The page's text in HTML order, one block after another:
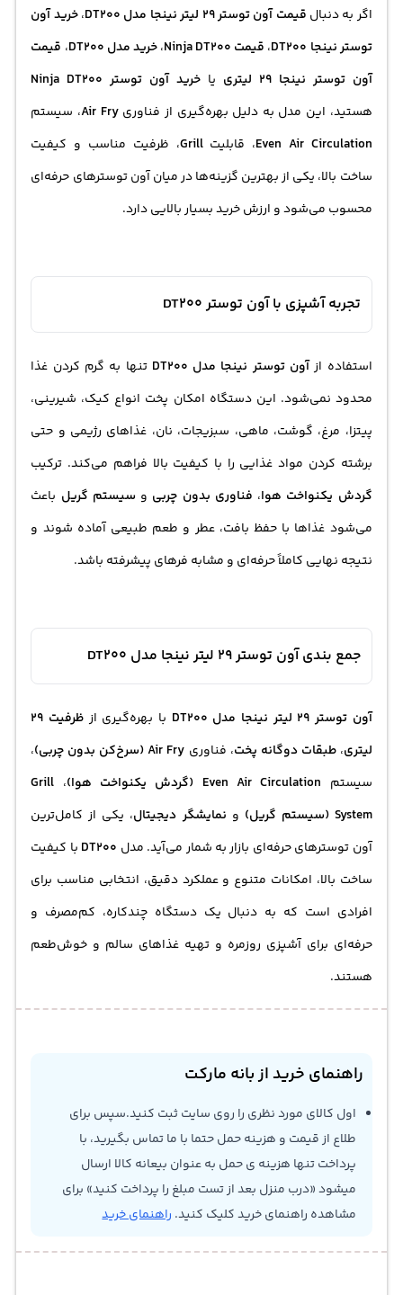
اگر به دنبال قیمت آون توستر 29 لیتر نینجا مدل DT200 ،خرید آون
توستر نینجا DT200
، قیمت Ninja DT200 ،خرید مدل DT200 ، قیمت
آون توستر نینجا 29 لیتری
یا خرید آون توستر Ninja DT200
هستید، این مدل به دلیل بهره‌گیری از فناوریAir Fry، سیستم
Even Air Circulation، قابلیتGrill، ظرفیت مناسب و کیفیت
ساخت بالا، یکی از بهترین گزینه‌ها در میان آون توسترهای حرفه‌ای
محسوب می‌شود و ارزش خرید بسیار بالایی دارد.
تجربه آشپزی با آون توستر DT200
استفاده ازآون توستر نینجا مدل DT200
تنها به گرم کردن غذا
محدود نمی‌شود. این دستگاه امکان پخت انواع کیک، شیرینی،
پیتزا، مرغ، گوشت، ماهی، سبزیجات، نان، غذاهای رژیمی و حتی
برشته کردن مواد غذایی را با کیفیت بالا فراهم می‌کند. ترکیب
گردش یکنواخت هوا، فناوری بدون چربی و سیستم گریل باعث
می‌شود غذاها با حفظ بافت، عطر و طعم طبیعی آماده شوند و
نتیجه نهایی کاملاً حرفه‌ای و مشابه فرهای پیشرفته باشد.
جمع بندی آون توستر 29 لیتر نینجا مدل DT200
آون توستر 29 لیتر نینجا مدل DT200 با بهره‌گیری از
ظرفیت 29
لیتری،طبقات دوگانه پخت، فناوری Air Fry (سرخ‌کن بدون چربی)
،
سیستم Even Air Circulation (گردش یکنواخت هوا) ، Grill
System (سیستم گریل)
و نمایشگر دیجیتال، یکی از کامل‌ترین
آون توسترهای حرفه‌ای بازار به شمار می‌آید. مدل DT200 با کیفیت
ساخت بالا، امکانات متنوع و عملکرد دقیق، انتخابی مناسب برای
افرادی است که به دنبال یک دستگاه چندکاره، کم‌مصرف و
حرفه‌ای برای آشپزی روزمره و تهیه غذاهای سالم و خوش‌طعم
هستند.
راهنمای خرید از بانه مارکت
اول کالای مورد نظری را روی سایت ثبت کنید.سپس برای
طلاع از قیمت و هزینه حمل حتما با ما تماس بگیرید، با
پرداخت تنها هزینه ی حمل به عنوان بیعانه کالا ارسال
میشود «درب منزل بعد از تست مبلغ را پرداخت کنید» برای
مشاهده راهنمای خرید کلیک کنید. راهنمای خرید